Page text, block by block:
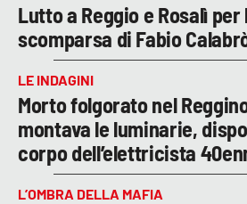
Lutto a Reggio e Rosalì
scomparsa di Fabio
LE INDAGINI
Morto folgorato nel
montava le luminarie,
corpo dell’elettricista
L’OMBRA DELLA MAFIA